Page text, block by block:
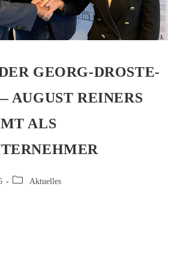
GEORG-DROSTE-
AUGUST REINERS
ALS
Aktuelles